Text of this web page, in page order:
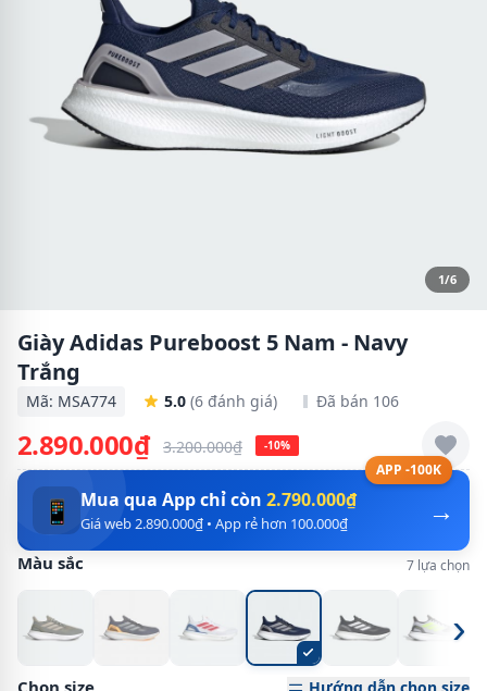
1/6
Giày Adidas Pureboost 5 Nam - Navy
Trắng
Mã: MSA774 5.0 (6 đánh giá) Đã bán 106
2.890.000₫ 3.200.000₫ -10%
APP -100K
→
📱 Mua qua App chỉ còn 2.790.000₫
Giá web 2.890.000₫ • App rẻ hơn 100.000₫
Màu sắc 7 lựa chọn
›
Chọn size